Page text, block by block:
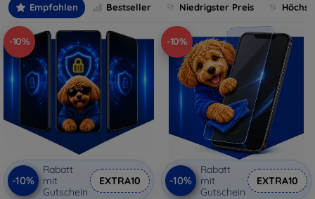
Empfohlen Bestseller Niedrigster Preis
-10%
-10%
Rabatt
mit
Gutschein
EXTRA10
-10%
-10%
Rabatt
mit
Gutschein
EXTRA10